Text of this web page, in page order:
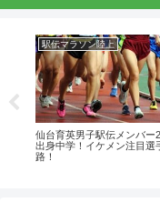
駅伝マラソン陸上
仙台育英男子駅伝メンバー
出身中学！イケメン注目選
路！